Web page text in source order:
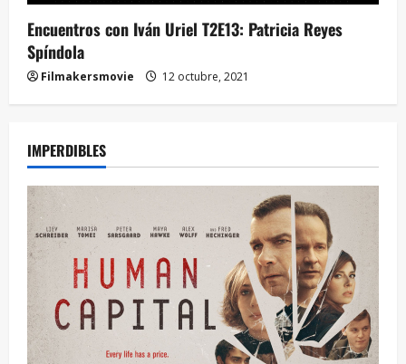
Encuentros con Iván Uriel T2E13: Patricia Reyes
Spíndola
Filmakersmovie 12 octubre, 2021
IMPERDIBLES